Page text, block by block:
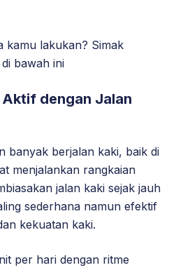
kamu lakukan? Simak
bawah ini
Aktif dengan Jalan
banyak berjalan kaki, baik di
menjalankan rangkaian
jalan kaki sejak jauh
sederhana namun efektif
kekuatan kaki.
per hari dengan ritme